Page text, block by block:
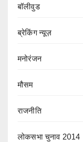
बॉलीवुड
ब्रेकिंग न्यूज़
मनोरंजन
मौसम
राजनीति
लोकसभा चुनाव 2014